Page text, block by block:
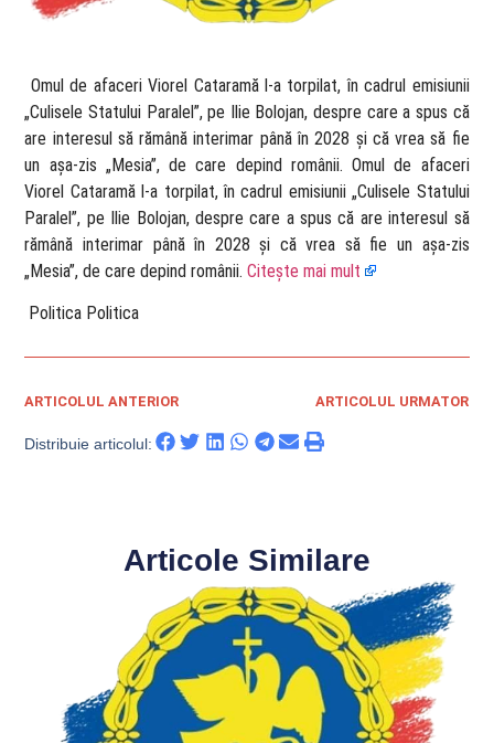
​ Omul de afaceri Viorel Cataramă l-a torpilat, în cadrul emisiunii
„Culisele Statului Paralel”, pe Ilie Bolojan, despre care a spus că
are interesul să rămână interimar până în 2028 și că vrea să fie
un așa-zis „Mesia”, de care depind românii. Omul de afaceri
Viorel Cataramă l-a torpilat, în cadrul emisiunii „Culisele Statului
Paralel”, pe Ilie Bolojan, despre care a spus că are interesul să
rămână interimar până în 2028 și că vrea să fie un așa-zis
„Mesia”, de care depind românii.Citește mai mult
​ Politica Politica
ARTICOLUL ANTERIOR ARTICOLUL URMATOR
Distribuie articolul:
Articole Similare